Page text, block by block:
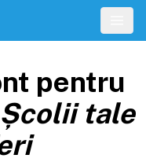
pentru
Școlii tale